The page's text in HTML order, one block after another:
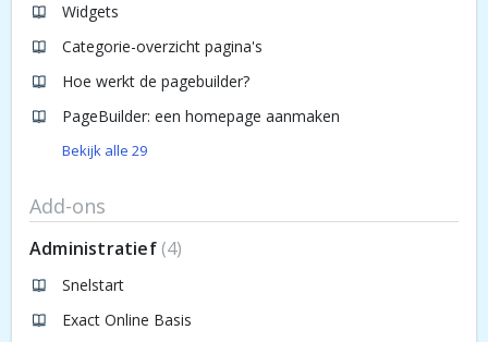
Widgets
Categorie-overzicht pagina's
Hoe werkt de pagebuilder?
PageBuilder: een homepage aanmaken
Bekijk alle 29
Add-ons
Administratief 4
Snelstart
Exact Online Basis